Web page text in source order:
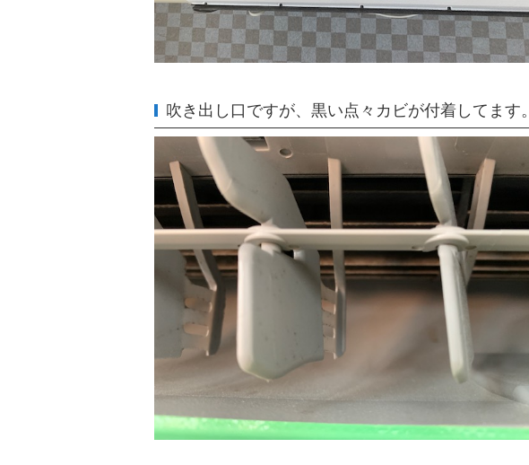
吹き出し口ですが、黒い点々カビが付着してます。